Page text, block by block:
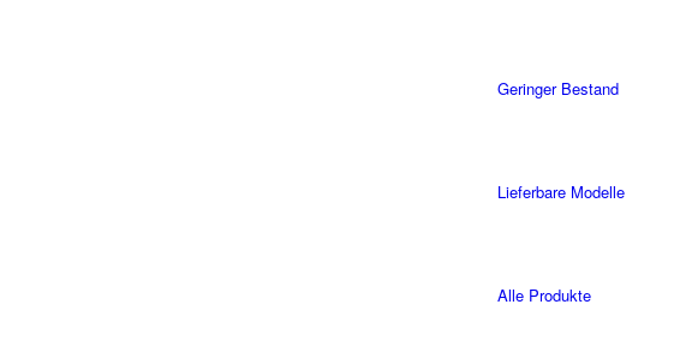
Geringer Bestand
Lieferbare Modelle
Alle Produkte